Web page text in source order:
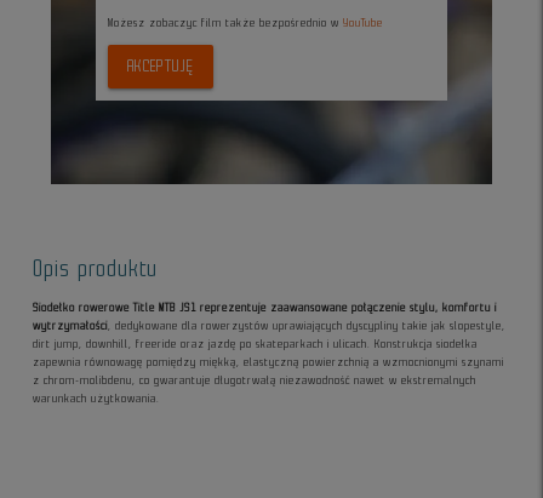
Możesz zobaczyc film także bezpośrednio w YouTube
AKCEPTUJĘ
Opis produktu
Siodełko rowerowe Title MTB JS1 reprezentuje zaawansowane połączenie stylu, komfortu i
wytrzymałości, dedykowane dla rowerzystów uprawiających dyscypliny takie jak slopestyle,
dirt jump, downhill, freeride oraz jazdę po skateparkach i ulicach. Konstrukcja siodełka
zapewnia równowagę pomiędzy miękką, elastyczną powierzchnią a wzmocnionymi szynami
z chrom-molibdenu, co gwarantuje długotrwałą niezawodność nawet w ekstremalnych
warunkach użytkowania.